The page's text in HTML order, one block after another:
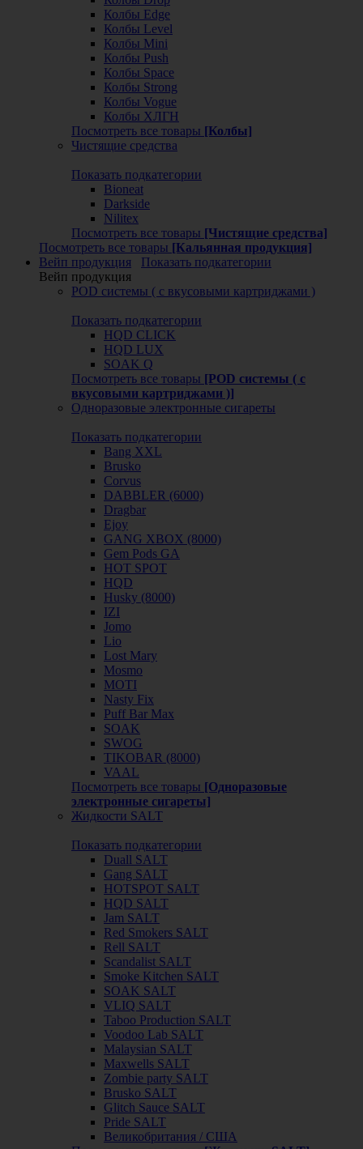
Колбы Edge
Колбы Level
Колбы Mini
Колбы Push
Колбы Space
Колбы Strong
Колбы Vogue
Колбы ХЛГН
Посмотреть все товары [Колбы]
Чистящие средства
Показать подкатегории
Bioneat
Darkside
Nilitex
Посмотреть все товары [Чистящие средства]
Посмотреть все товары [Кальянная продукция]
Вейп продукция
Показать подкатегории
Вейп продукция
POD системы ( с вкусовыми картриджами )
Показать подкатегории
HQD CLICK
HQD LUX
SOAK Q
Посмотреть все товары [POD системы ( с
вкусовыми картриджами )]
Одноразовые электронные сигареты
Показать подкатегории
Bang XXL
Brusko
Corvus
DABBLER (6000)
Dragbar
Ejoy
GANG XBOX (8000)
Gem Pods GA
HOT SPOT
HQD
Husky (8000)
IZI
Jomo
Lio
Lost Mary
Mosmo
MOTI
Nasty Fix
Puff Bar Max
SOAK
SWOG
TIKOBAR (8000)
VAAL
Посмотреть все товары [Одноразовые
электронные сигареты]
Жидкости SALT
Показать подкатегории
Duall SALT
Gang SALT
HOTSPOT SALT
HQD SALT
Jam SALT
Red Smokers SALT
Rell SALT
Scandalist SALT
Smoke Kitchen SALT
SOAK SALT
VLIQ SALT
Taboo Production SALT
Voodoo Lab SALT
Malaysian SALT
Maxwells SALT
Zombie party SALT
Brusko SALT
Glitch Sauce SALT
Pride SALT
Великобритания / США